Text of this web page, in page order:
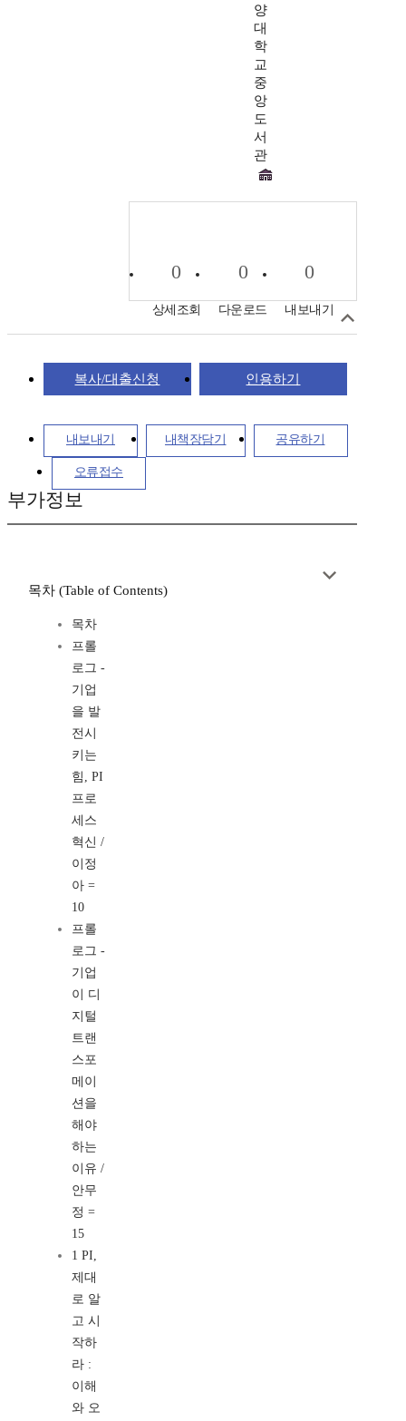
양
대
학
교
중
앙
도
서
관
0
상세조회
0
다운로드
0
내보내기
복사/대출신청 인용하기
내보내기 내책장담기 공유하기
오류접수
부가정보
목차 (Table of Contents)
목차
프롤
로그 -
기업
을 발
전시
키는
힘, PI
프로
세스
혁신 /
이정
아 =
10
프롤
로그 -
기업
이 디
지털
트랜
스포
메이
션을
해야
하는
이유 /
안무
정 =
15
1 PI,
제대
로 알
고 시
작하
라 :
이해
와 오